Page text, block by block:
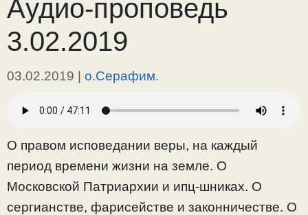
Аудио-проповедь
3.02.2019
03.02.2019 о.Серафим.
О правом исповедании веры, на каждый
период времени жизни на земле. О
Московской Патриархии и ипц-шниках. О
сергианстве, фарисействе и законничестве. О